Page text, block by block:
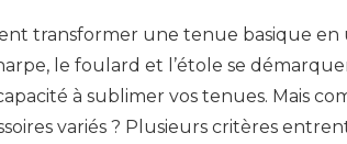
transformer une tenue basique
le foulard et l’étole se
à sublimer vos tenues. Mais
variés ? Plusieurs critères